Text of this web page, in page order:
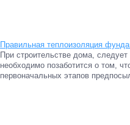
Правильная теплоизоляция
При строительстве дома,
необходимо позаботится о том,
первоначальных этапов